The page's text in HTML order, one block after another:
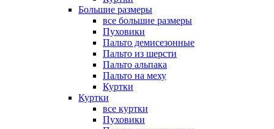
Большие размеры
все большие размеры
Пуховики
Пальто демисезонные
Пальто из шерсти
Пальто альпака
Пальто на меху
Куртки
Куртки
все куртки
Пуховики